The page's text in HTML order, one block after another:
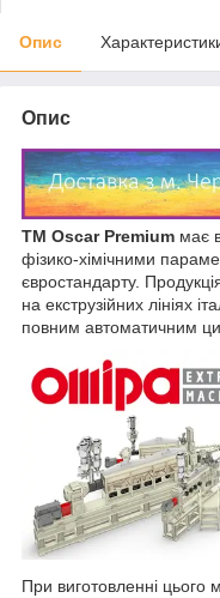
Опис
Опис
ТМ Oscar Premium має
фізико-хімічними
євростандарту.
на екструзійних лініях
повним автоматичним
При виготовленні цього